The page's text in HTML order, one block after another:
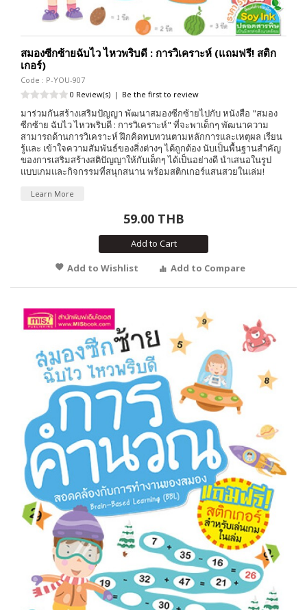
สมองซีกซ้ายฉับไว ไหวพริบดี : การวิเคราะห์ (แถมฟรี! สติก
เกอร์)
Code : P-YOU-907
0 Review(s) | Be the first to review
มาร่วมกันสร้างเสริมปัญญา พัฒนาสมองซีกซ้ายไปกับ หนังสือ "สมอง
ซีกซ้าย ฉับไว ไหวพริบดี : การวิเคราะห์" ที่จะพาเด็กๆ พัฒนาความ
สามารถด้านการวิเคราะห์ ฝึกคิดทบทวนตามหลักการและเหตุผล เรียน
รู้และ เข้าใจความสัมพันธ์ของสิ่งต่างๆ ได้ถูกต้อง นับเป็นพื้นฐานสำคัญ
ของการเสริมสร้างสติปัญญาให้กับเด็กๆ ได้เป็นอย่างดี นำเสนอในรูป
แบบเกมและกิจกรรมที่สนุกสนาน พร้อมสติกเกอร์แสนสวยในเล่ม!
Learn More
59.00 THB
Add to Cart
Add to Wishlist
Add to Compare